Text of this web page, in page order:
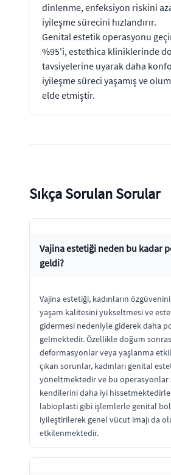
dinlenme, enfeksiyon riskini
iyileşme sürecini hızlandırır.
Genital estetik operasyonu
%95'i, estethica kliniklerinde
tavsiyelerine uyarak daha
iyileşme süreci yaşamış ve
elde etmiştir.
Sıkça Sorulan Sorular
Vajina estetiği neden bu kadar
geldi?
Vajina estetiği, kadınların özgüvenini
yaşam kalitesini yükseltmesi ve
gidermesi nedeniyle giderek daha
gelmektedir. Özellikle doğum
deformasyonlar veya yaşlanma
çıkan sorunlar, kadınları genital
yöneltmektedir ve bu operasyonlar
kendilerini daha iyi
labioplasti gibi işlemlerle genital
iyileştirilerek genel vücut imajı da
etkilenmektedir.